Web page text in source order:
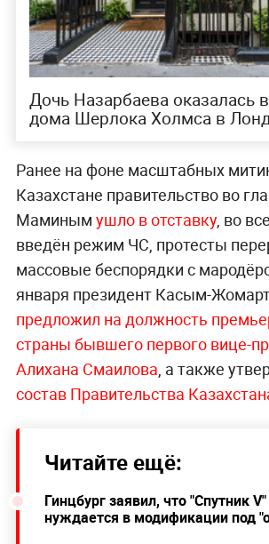
Дочь Назарбаева оказалась
дома Шерлока Холмса в
Ранее на фоне масштабных
Казахстане правительство во
Маминым ушло в отставку, во
введён режим ЧС, протесты
массовые беспорядки с
января президент Касым-
предложил на должность
страны бывшего первого вице-
Алихана Смаилова, а также
состав Правительства
Читайте ещё:
Гинцбург заявил, что "Спутник
нуждается в модификации под